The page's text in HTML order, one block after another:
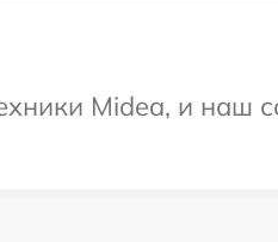
Midea, и наш